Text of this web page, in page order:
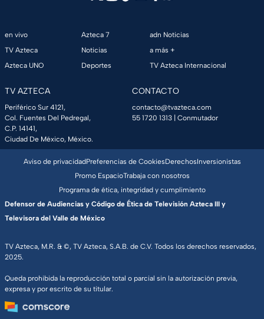
en vivo
TV Azteca
Azteca UNO
Azteca 7
Noticias
Deportes
adn Noticias
a más +
TV Azteca Internacional
TV AZTECA
Periférico Sur 4121,
Col. Fuentes Del Pedregal,
C.P. 14141,
Ciudad De México, México.
CONTACTO
contacto@tvazteca.com
55 1720 1313 | Conmutador
TV Azteca, M.R. & ©, TV Azteca, S.A.B. de C.V. Todos los derechos reservados,
2025.
Queda prohibida la reproducción total o parcial sin la autorización previa,
expresa y por escrito de su titular.
Aviso de privacidadPreferencias de CookiesDerechosInversionistas
Promo EspacioTrabaja con nosotros
Programa de ética, integridad y cumplimiento
Defensor de Audiencias y Código de Ética de Televisión Azteca III y
Televisora del Valle de México